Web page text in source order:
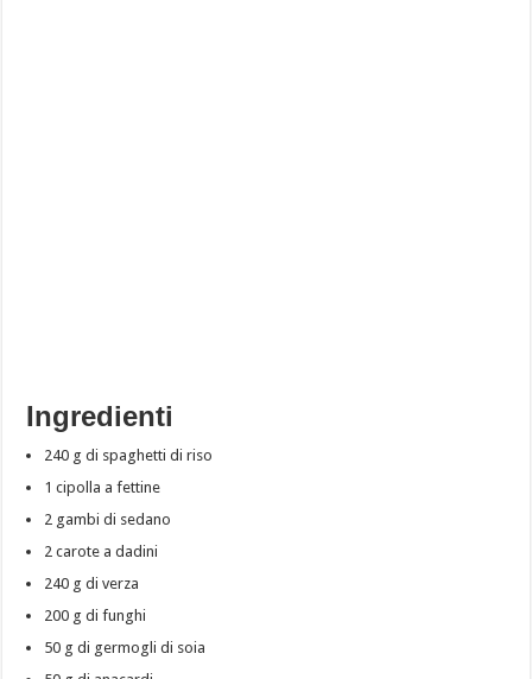
Ingredienti
240 g di spaghetti di riso
1 cipolla a fettine
2 gambi di sedano
2 carote a dadini
240 g di verza
200 g di funghi
50 g di germogli di soia